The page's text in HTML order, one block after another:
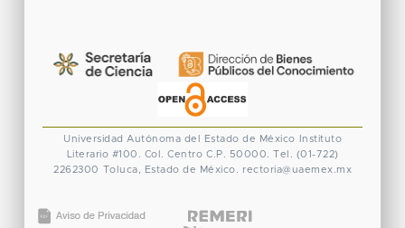
Universidad Autónoma del Estado de México
Instituto
Literario #100. Col. Centro C.P. 50000. Tel. (01-722)
2262300 Toluca, Estado de México. rectoria@uaemex.mx